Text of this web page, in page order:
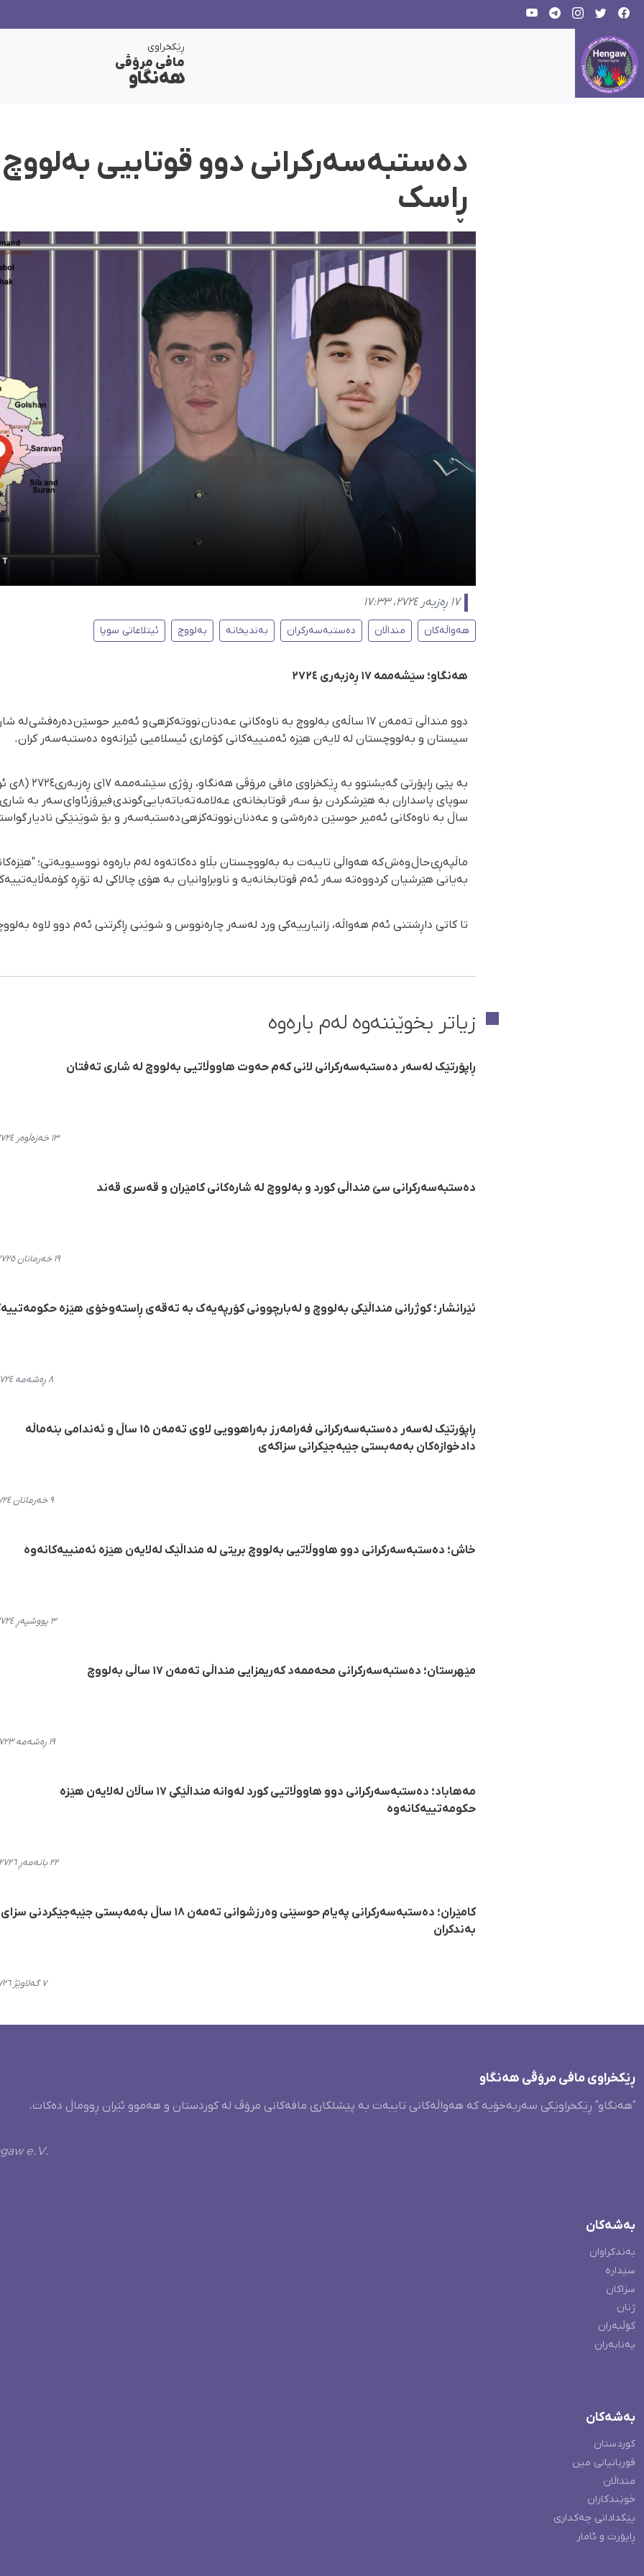
ڕێکخراوی
مافی مرۆڤی
هەنگاو
دەستبەسەركرانی دوو قوتابیی
ڕاسک
١٧ ڕەزبەر ٢٧٢٤، ١٧:٣٣
هەواڵەکان منداڵان دەستبەسەرکران بەندیخانە بەلووچ ئیتلاعاتی سوپا
هەنگاو؛ سێشەممە ١٧ ڕەزبەری ٢٧٢٤
دوو منداڵی تەمەن ١٧ ساڵەی بەلووچ بە ناوەکانی عەدنان نووتەکزهی و ئەمیر حوسێن دەرەفشی
سیستان و بەلووچستان لە لایەن هێزە ئەمنییەکانی کۆماری ئیسلامیی ئێرانەوە دەستبەسەر کران.
ساڵ بە ناوەکانی ئەمیر حوسێن دەرەشی و عەدنان نووتەکزهی دەستبەسەر و بۆ شوێنێکی نادیار
بەیانی هێرشیان کردووەتە سەر ئەم قوتابخانەیە و ناوبراوانیان بە هۆی چالاکی لە تۆڕە
تا کاتی داڕشتنی ئەم هەواڵە، زانیارییەکی ورد لەسەر چارەنووس و شوێنی ڕاگرتنی ئەم دوو لاوە
زیاتر بخوێننەوە لەم بارەوە
ڕاپۆرتێک لەسەر دەستبەسەرکرانی لانی کەم حەوت هاووڵاتیی بەلووچ لە شاری تەفتان
١٣ خەزەڵوەر ٢٧٢٤، ٢١:٣٦
دەستبەسەرکرانی سێ منداڵی کورد و بەلووچ لە شارەکانی کامێران و قەسری قەند
١٩ خەرمانان ٢٧٢٥، ٢٠:٥٥
ئێرانشار؛ کوژرانی منداڵێکی بەلووچ و لەبارچوونی کۆرپەیەک بە تەقەی ڕاستەوخۆی هێزە
٨ ڕەشەمە ٢٧٢٤، ١٥:٤٤
ڕاپۆرتێک لەسەر دەستبەسەرکرانی فەرامەرز بەراهوویی لاوی تەمەن ١٥ ساڵ و ئەندامی بنەماڵە
دادخوازەکان بەمەبستی جێبەجێکرانی سزاکەی
٩ خەرمانان ٢٧٢٤، ١٠:٢٢
خاش؛ دەستبەسەرکرانی دوو هاووڵاتیی بەلووچ بریتی لە منداڵێک لەلایەن هێزە ئەمنییەکانەوە
٣ پووشپەڕ ٢٧٢٤، ٢١:٥٥
مێهرستان؛ دەستبەسەرکرانی محەممەد کەریمزایی منداڵی تەمەن ١٧ ساڵی بەلووچ
١٩ ڕەشەمە ٢٧٢٣، ١٤:٢٢
مەهاباد؛ دەستبەسەرکرانی دوو هاووڵاتیی کورد لەوانە منداڵێکی ١٧ ساڵان لەلایەن هێزە
حکومەتییەکانەوە
٢٢ بانەمەڕ ٢٧٢٦، ٢٢:٥٣
کامێران؛ دەستبەسەرکرانی پەیام حوسێنی وەرزشوانی تەمەن ۱۸ ساڵ بەمەبستی جێبەجێکردنی سزای
بەندکران
٧ گەلاوێژ ٢٧٢٦، ١٣:٠٠
ڕێکخراوی مافی مرۆڤی هەنگاو
"هەنگاو" ڕێکخراوێکی سەربەخۆیە کە هەواڵەکانی تایبەت بە پێشلکاری مافەکانی مرۆڤ لە کوردستان و هەموو ئێران ڕووماڵ دەکات.
e.V.
بەشەکان
بەندکراوان
سێدارە
سزاکان
ژنان
کۆڵبەران
پەنابەران
بەشەکان
کوردستان
قوربانیانی مین
منداڵان
خوێندکاران
پێکدادانی چەکداری
ڕاپۆرت و ئامار